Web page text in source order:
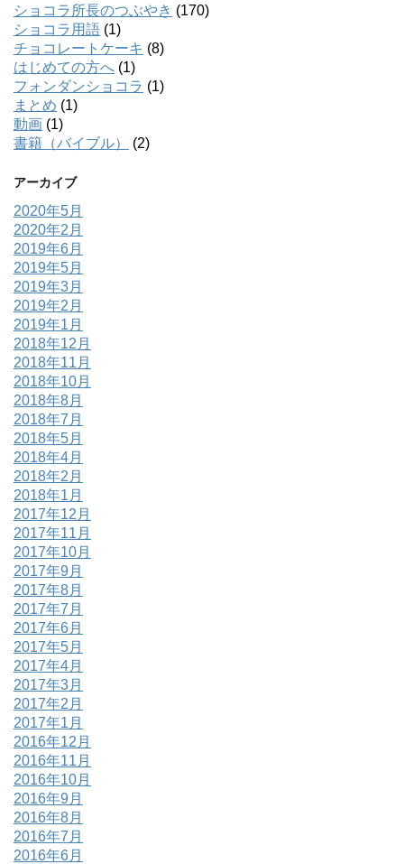
ショコラ所長のつぶやき (170)
ショコラ用語 (1)
チョコレートケーキ (8)
はじめての方へ (1)
フォンダンショコラ (1)
まとめ (1)
動画 (1)
書籍（バイブル）
(2)
アーカイブ
2020年5月
2020年2月
2019年6月
2019年5月
2019年3月
2019年2月
2019年1月
2018年12月
2018年11月
2018年10月
2018年8月
2018年7月
2018年5月
2018年4月
2018年2月
2018年1月
2017年12月
2017年11月
2017年10月
2017年9月
2017年8月
2017年7月
2017年6月
2017年5月
2017年4月
2017年3月
2017年2月
2017年1月
2016年12月
2016年11月
2016年10月
2016年9月
2016年8月
2016年7月
2016年6月